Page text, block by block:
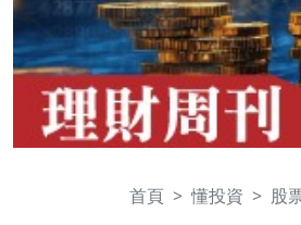
首頁 懂投資 股